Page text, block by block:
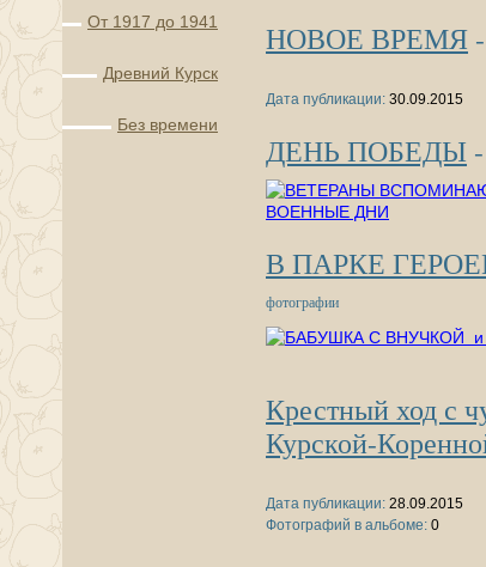
От 1917 до 1941
Древний Курск
Без времени
НОВОЕ ВРЕМЯ -
Дата публикации: 30.09.2015
ДЕНЬ ПОБЕДЫ -
В ПАРКЕ
фотографии
Крестный ход с
Курской-
Дата публикации: 28.09.2015
Фотографий в альбоме: 0